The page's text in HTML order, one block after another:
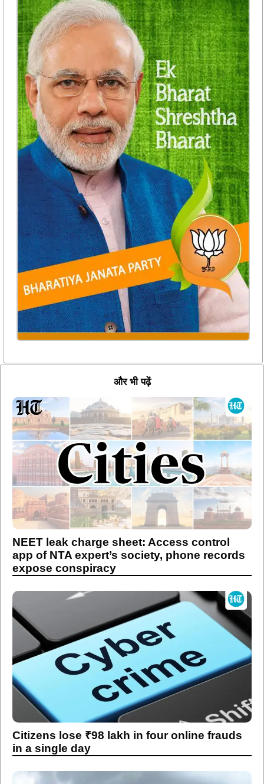
और भी पढ़ें
NEET leak charge sheet: Access control
app of NTA expert’s society, phone records
expose conspiracy
Citizens lose ₹98 lakh in four online frauds
in a single day